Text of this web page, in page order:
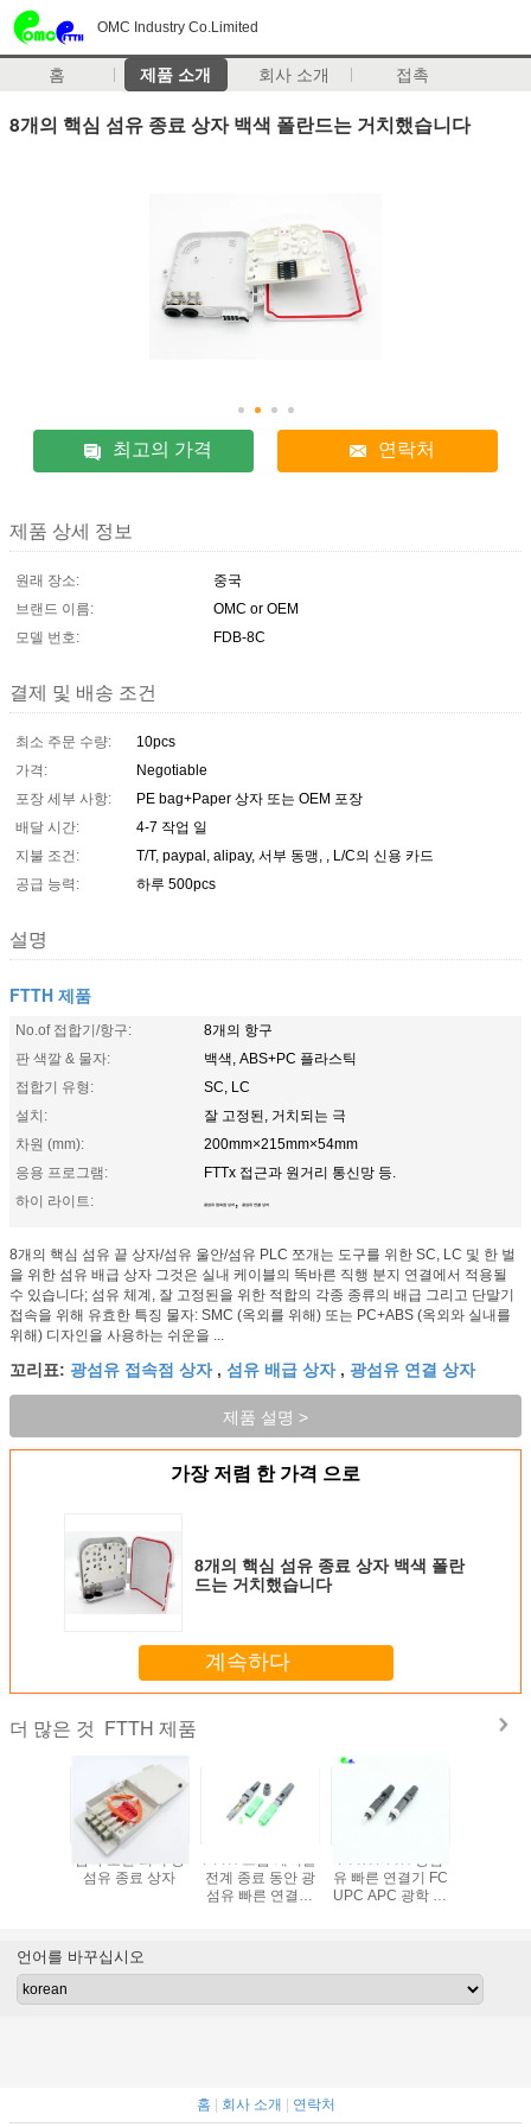
OMC Industry Co.Limited
홈 제품 소개 회사 소개 접촉
8개의 핵심 섬유 종료 상자 백색 폴란드는 거치했습니다
최고의 가격 연락처
제품 상세 정보
원래 장소:
중국
브랜드 이름:
OMC or OEM
모델 번호:
FDB-8C
결제 및 배송 조건
최소 주문 수량:
10pcs
가격:
Negotiable
포장 세부 사항:
PE bag+Paper 상자 또는 OEM 포장
배달 시간:
4-7 작업 일
지불 조건:
T/T, paypal, alipay, 서부 동맹, , L/C의 신용 카드
공급 능력:
하루 500pcs
설명
FTTH 제품
No.of 접합기/항구:
8개의 항구
판 색깔 & 물자:
백색, ABS+PC 플라스틱
접합기 유형:
SC, LC
설치:
잘 고정된, 거치되는 극
차원 (mm):
200mm×215mm×54mm
응용 프로그램:
FTTx 접근과 원거리 통신망 등.
하이 라이트:
광섬유 접속점 상자 , 광섬유 연결 상자
8개의 핵심 섬유 끝 상자/섬유 울안/섬유 PLC 쪼개는 도구를 위한 SC, LC 및 한 벌
을 위한 섬유 배급 상자 그것은 실내 케이블의 똑바른 직행 분지 연결에서 적용될
수 있습니다; 섬유 체계, 잘 고정된을 위한 적합의 각종 종류의 배급 그리고 단말기
접속을 위해 유효한 특징 물자: SMC (옥외를 위해) 또는 PC+ABS (옥외와 실내를
위해) 디자인을 사용하는 쉬운을 ...
꼬리표: 광섬유 접속점 상자, 섬유 배급 상자, 광섬유 연결 상자
제품 설명 >
가장 저렴 한 가격 으로
8개의 핵심 섬유 종료 상자 백색 폴란
드는 거치했습니다
계속하다
더 많은 것 FTTH 제품
금속 포탄 회색 광
섬유 종료 상자
FTTH 드롭 케이블
전계 종료 동안 광
섬유 빠른 연결기
FTTX FTTH 광섬
유 빠른 연결기 FC
UPC APC 광학 섬
언어를 바꾸십시오
홈 | 회사 소개 | 연락처